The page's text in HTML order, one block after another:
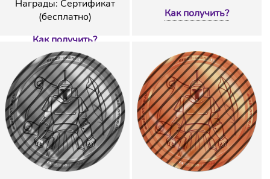
Награды: Сертификат
(бесплатно)
Как получить?
Как получить?